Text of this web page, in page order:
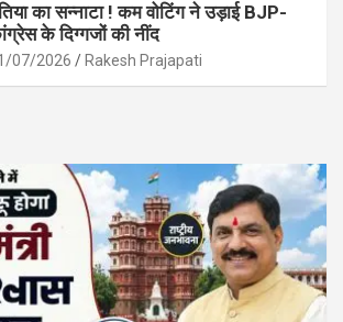
का सन्नाटा ! कम वोटिंग ने उड़ाई BJP-
के दिग्गजों की नींद
07/2026 Rakesh Prajapati